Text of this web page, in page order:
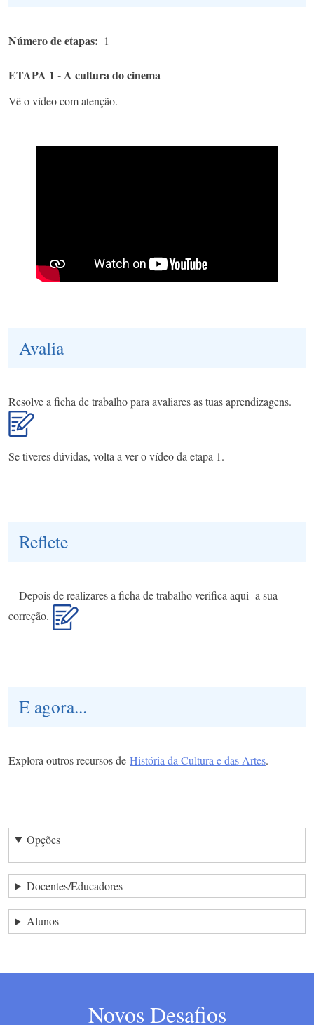
Número de etapas 1
ETAPA 1 - A cultura do cinema
Vê o vídeo com atenção.
Avalia
Resolve a ficha de trabalho para avaliares as tuas aprendizagens.
Se tiveres dúvidas, volta a ver o vídeo da etapa 1.
Reflete
Depois de realizares a ficha de trabalho verifica aqui a sua
correção.
E agora...
Explora outros recursos de História da Cultura e das Artes.
Opções
Docentes/Educadores
Alunos
Novos Desafios